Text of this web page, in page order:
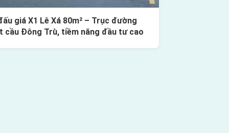
giá X1 Lê Xá 80m² – Trục đường
cầu Đông Trù, tiềm năng đầu tư cao